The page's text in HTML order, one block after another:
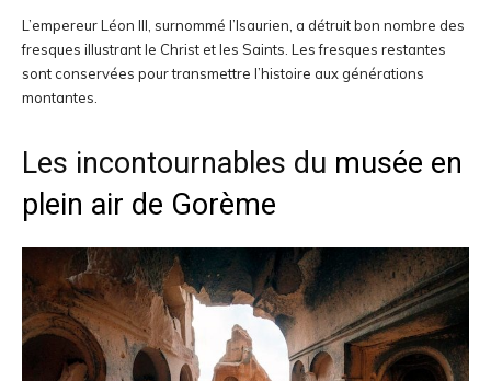
L’empereur Léon III, surnommé l’Isaurien, a détruit bon nombre des
fresques illustrant le Christ et les Saints. Les fresques restantes
sont conservées pour transmettre l’histoire aux générations
montantes.
Les incontournables du musée en
plein air de Gorème